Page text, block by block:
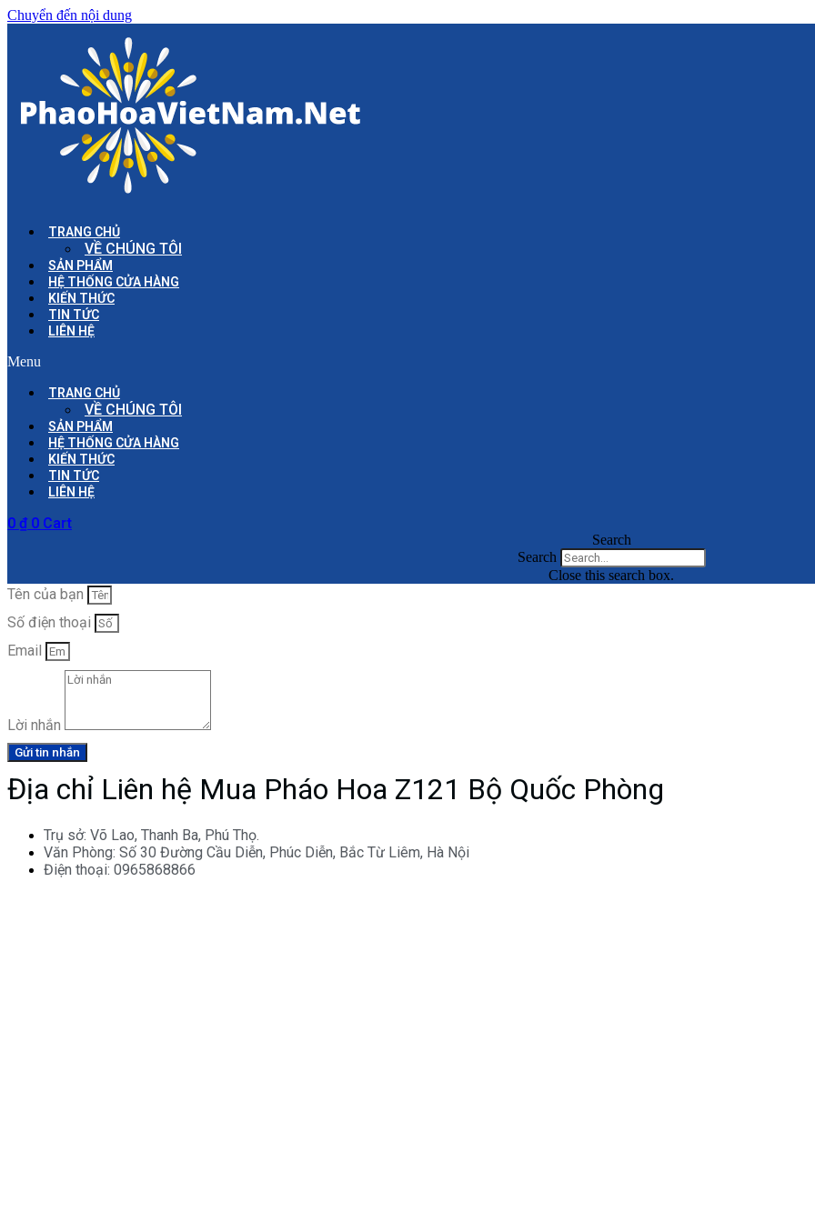
Chuyển đến nội dung
TRANG CHỦ
VỀ CHÚNG TÔI
SẢN PHẨM
HỆ THỐNG CỬA HÀNG
KIẾN THỨC
TIN TỨC
LIÊN HỆ
Menu
TRANG CHỦ
VỀ CHÚNG TÔI
SẢN PHẨM
HỆ THỐNG CỬA HÀNG
KIẾN THỨC
TIN TỨC
LIÊN HỆ
0 ₫ 0 Cart
Search
Search
Close this search box.
Tên của bạn
Số điện thoại
Email
Lời nhắn
Gửi tin nhắn
Địa chỉ Liên hệ Mua Pháo Hoa Z121 Bộ Quốc Phòng
Trụ sở: Võ Lao, Thanh Ba, Phú Thọ.
Văn Phòng: Số 30 Đường Cầu Diễn, Phúc Diễn, Bắc Từ Liêm, Hà Nội
Điện thoại: 0965868866